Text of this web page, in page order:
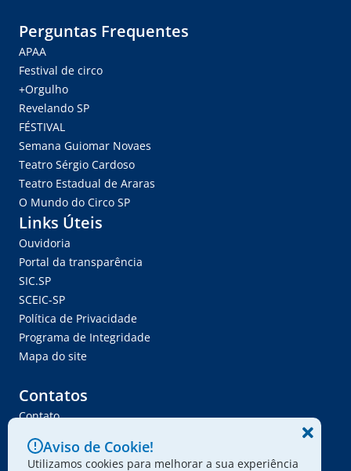
Perguntas Frequentes
APAA
Festival de circo
+Orgulho
Revelando SP
FÉSTIVAL
Semana Guiomar Novaes
Teatro Sérgio Cardoso
Teatro Estadual de Araras
O Mundo do Circo SP
Links Úteis
Ouvidoria
Portal da transparência
SIC.SP
SCEIC-SP
Política de Privacidade
Programa de Integridade
Mapa do site
Contatos
Contato
Ser Fornecedor
Aviso de Cookie!
Utilizamos cookies para melhorar a sua experiência